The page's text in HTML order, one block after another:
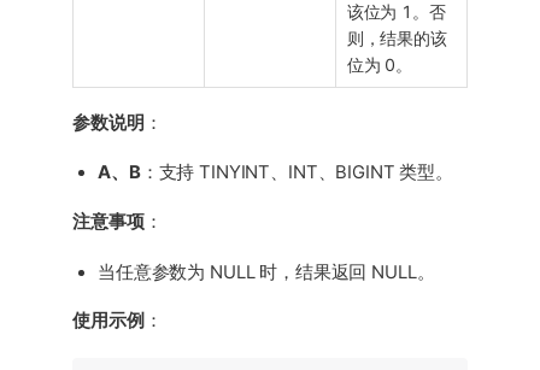
该位为 1。否
则，结果的该
位为 0。
参数说明 ：
A、B：支持 TINYINT、INT、BIGINT 类型。
注意事项：
当任意参数为 NULL 时，结果返回 NULL。
使用示例 ：